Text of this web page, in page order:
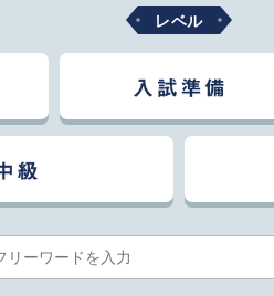
レベル